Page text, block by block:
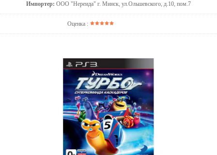
Импортер: ООО "Нереида" г. Минск, ул.Ольшевского, д.10, пом.7
Оценка :